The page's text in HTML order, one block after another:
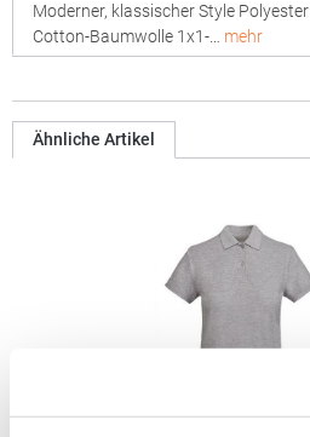
Moderner, klassischer Style
Cotton-Baumwolle 1x1-… mehr
Ähnliche Artikel